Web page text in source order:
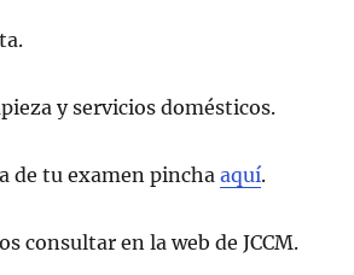
y servicios domésticos.
de tu examen pinchaaquí.
consultar en la web de JCCM.